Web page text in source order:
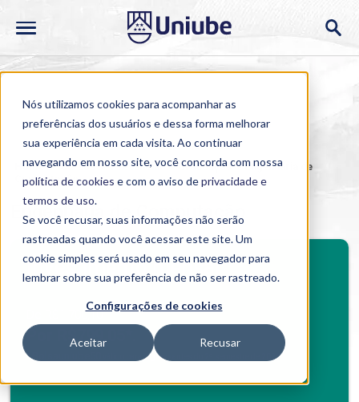
Nós utilizamos cookies para acompanhar as
preferências dos usuários e dessa forma melhorar
sua experiência em cada visita. Ao continuar
navegando em nosso site, você concorda com nossa
política de cookies e com o aviso deprivacidade e
termos de uso.
Se você recusar, suas informações não serão
rastreadas quando você acessar este site. Um
cookie simples será usado em seu navegador para
lembrar sobre sua preferência de não ser rastreado.
Configurações de cookies
Aceitar Recusar
Home > Cursos > Presencial > Graduação >Engenharia de
Computação
Engenharia de Computação
Investimento mensal
De R$1.700,10
Por R$799,05*.
*Bolsauniube50 válido para ingressantes do 2º semestre de 2026.
BENEFÍCIOS
BolsaUniube50%
Benefícios Graduação